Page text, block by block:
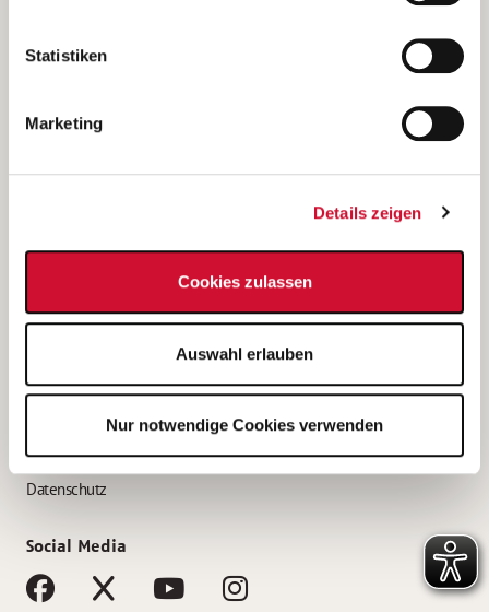
unsererDatenschutzerklärung
Statistiken
Marketing
Details zeigen
Cookies zulassen
Auswahl erlauben
Nur notwendige Cookies verwenden
(Ein Tochterunternehmen des AWO Bezirksverbandes Unterfranken
e.V.)
Bewerbung als Altenpflegehelfer*in
Bewerbung als Erzieher*in
AWO Gliederungen nach Bundesland
Impressum
Datenschutz
Social Media